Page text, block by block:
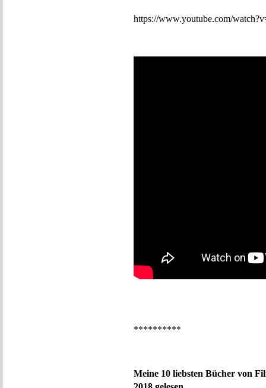
https://www.youtube.com/
**********
Meine 10 liebsten Bücher von